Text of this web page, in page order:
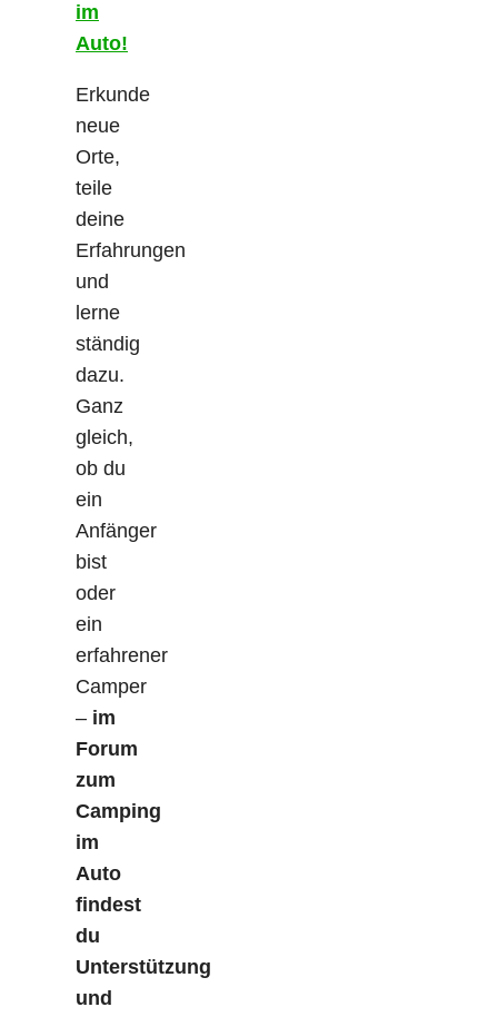
im
Auto!
Erkunde
neue
Orte,
teile
deine
Erfahrungen
und
lerne
ständig
dazu.
Ganz
gleich,
ob du
ein
Anfänger
bist
oder
ein
erfahrener
Camper
– im
Forum
zum
Camping
im
Auto
findest
du
Unterstützung
und